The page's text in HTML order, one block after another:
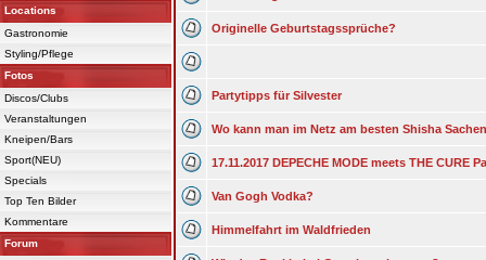
Locations
Gastronomie
Styling/Pflege
Fotos
Discos/Clubs
Veranstaltungen
Kneipen/Bars
Sport(NEU)
Specials
Top Ten Bilder
Kommentare
Forum
Originelle Geburtstagssprüche?
Partytipps für Silvester
Wo kann man im Netz am besten Shisha
17.11.2017 DEPECHE MODE meets THE CURE
Van Gogh Vodka?
Himmelfahrt im Waldfrieden